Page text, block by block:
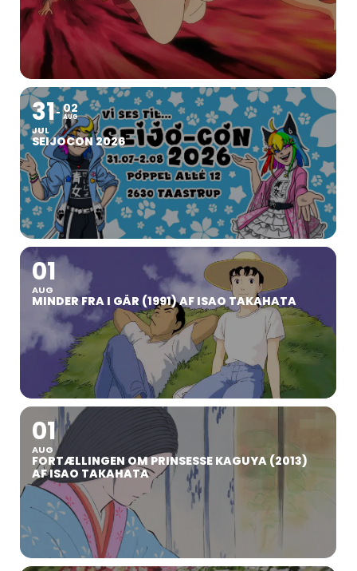
31
JUL
02
AUG
SEIJOCON 2026
01
AUG
MINDER FRA I GÅR (1991) AF ISAO TAKAHATA
01
AUG
FORTÆLLINGEN OM PRINSESSE KAGUYA (2013)
AF ISAO TAKAHATA